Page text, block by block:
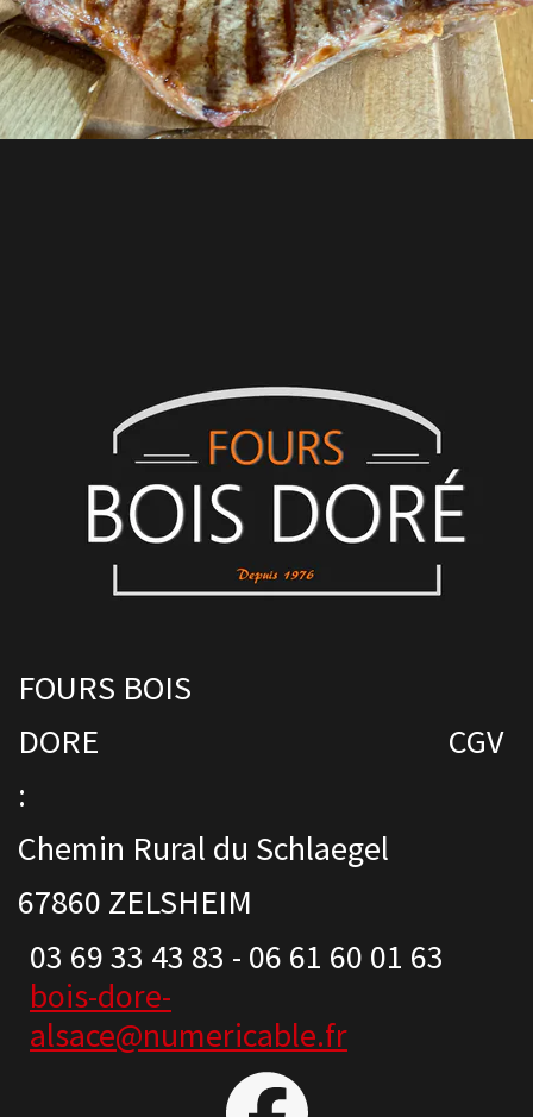
FOURS BOIS
DORE CGV
:
Chemin Rural du Schlaegel
67860 ZELSHEIM
03 69 33 43 83 - 06 61 60 01 63
bois-dore-
alsace@numericable.fr